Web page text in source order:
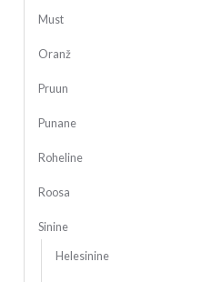
Must
Oranž
Pruun
Punane
Roheline
Roosa
Sinine
Helesinine